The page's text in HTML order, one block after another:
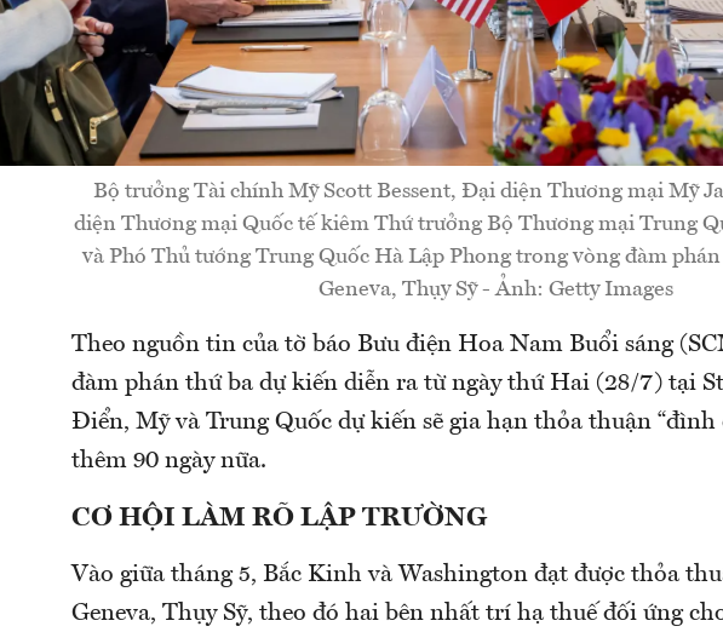
Bộ trưởng Tài chính Mỹ Scott Bessent, Đại diện Thương mại Mỹ
diện Thương mại Quốc tế kiêm Thứ trưởng Bộ Thương mại Trung
và Phó Thủ tướng Trung Quốc Hà Lập Phong trong vòng đàm
Geneva, Thụy Sỹ - Ảnh: Getty Images
Theo nguồn tin của tờ báo Bưu điện Hoa Nam Buổi sáng
đàm phán thứ ba dự kiến diễn ra từ ngày thứ Hai (28/7) tại
Điển, Mỹ và Trung Quốc dự kiến sẽ gia hạn thỏa thuận
thêm 90 ngày nữa.
CƠ HỘI LÀM RÕ LẬP TRƯỜNG
Vào giữa tháng 5, Bắc Kinh và Washington đạt được thỏa
Geneva, Thụy Sỹ, theo đó hai bên nhất trí hạ thuế đối ứng